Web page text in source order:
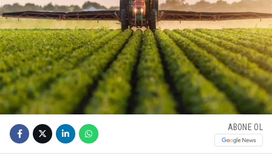
ABONE OL